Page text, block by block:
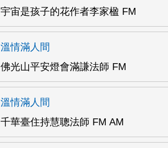
宇宙是孩子的花作者李家楹 FM
溫情滿人間
佛光山平安燈會滿謙法師 FM
溫情滿人間
千華臺住持慧聰法師 FM AM